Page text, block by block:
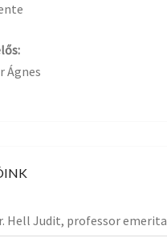
Ágnes
Hell Judit, professor emerita